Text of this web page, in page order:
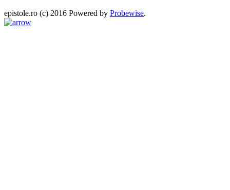
epistole.ro (c) 2016 Powered by Probewise.